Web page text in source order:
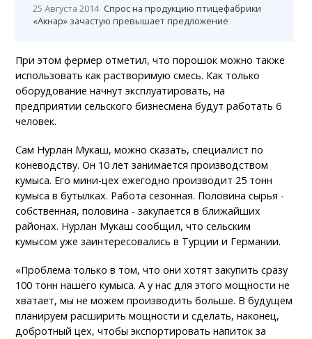
25 Августа 2014 Спрос на продукцию птицефабрики
«Акнар» зачастую превышает предложение
При этом фермер отметил, что порошок можно также
использовать как растворимую смесь. Как только
оборудование начнут эксплуатировать, на
предприятии сельского бизнесмена будут работать 6
человек.
Сам Нурлан Мукаш, можно сказать, специалист по
коневодству. Он 10 лет занимается производством
кумыса. Его мини-цех ежегодно производит 25 тонн
кумыса в бутылках. Работа сезонная. Половина сырья -
собственная, половина - закупается в ближайших
районах. Нурлан Мукаш сообщил, что сельским
кумысом уже заинтересовались в Турции и Германии.
«Проблема только в том, что они хотят закупить сразу
100 тонн нашего кумыса. А у нас для этого мощности не
хватает, мы не можем производить больше. В будущем
планируем расширить мощности и сделать, наконец,
добротный цех, чтобы экспортировать напиток за